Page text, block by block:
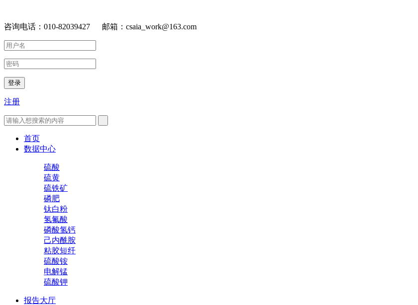
咨询电话：010-82039427 邮箱：csaia_work@163.com
登录
注册
首页
数据中心
硫酸
硫黄
硫铁矿
磷肥
钛白粉
氢氟酸
磷酸氢钙
己内酰胺
粘胶短纤
硫酸铵
电解锰
硫酸钾
报告大厅